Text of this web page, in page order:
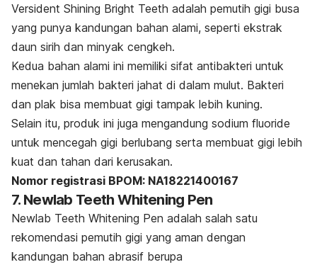
Versident Shining Bright Teeth adalah pemutih gigi busa
yang punya kandungan bahan alami, seperti ekstrak
daun sirih dan minyak cengkeh.
Kedua bahan alami ini memiliki sifat antibakteri untuk
menekan jumlah bakteri jahat di dalam mulut. Bakteri
dan plak bisa membuat gigi tampak lebih kuning.
Selain itu, produk ini juga mengandung sodium fluoride
untuk mencegah gigi berlubang serta membuat gigi lebih
kuat dan tahan dari kerusakan.
Nomor registrasi BPOM: NA18221400167
7. Newlab Teeth Whitening Pen
Newlab Teeth Whitening Pen adalah salah satu
rekomendasi pemutih gigi yang aman dengan
kandungan bahan abrasif berupa